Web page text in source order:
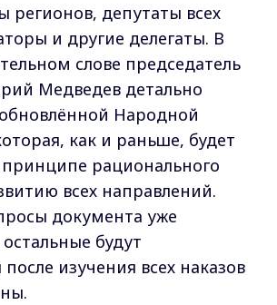
регионов, депутаты всех
и другие делегаты. В
слове председатель
Медведев детально
обновлённой Народной
как и раньше, будет
принципе рационального
всех направлений.
документа уже
будут
изучения всех наказов